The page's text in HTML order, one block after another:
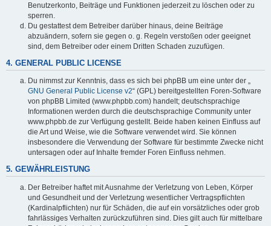
Benutzerkonto, Beiträge und Funktionen jederzeit zu löschen oder zu
sperren.
Du gestattest dem Betreiber darüber hinaus, deine Beiträge
abzuändern, sofern sie gegen o. g. Regeln verstoßen oder geeignet
sind, dem Betreiber oder einem Dritten Schaden zuzufügen.
4. GENERAL PUBLIC LICENSE
Du nimmst zur Kenntnis, dass es sich bei phpBB um eine unter der „
GNU General Public License v2“ (GPL) bereitgestellten Foren-Software
von phpBB Limited (www.phpbb.com) handelt; deutschsprachige
Informationen werden durch die deutschsprachige Community unter
www.phpbb.de zur Verfügung gestellt. Beide haben keinen Einfluss auf
die Art und Weise, wie die Software verwendet wird. Sie können
insbesondere die Verwendung der Software für bestimmte Zwecke nicht
untersagen oder auf Inhalte fremder Foren Einfluss nehmen.
5. GEWÄHRLEISTUNG
Der Betreiber haftet mit Ausnahme der Verletzung von Leben, Körper
und Gesundheit und der Verletzung wesentlicher Vertragspflichten
(Kardinalpflichten) nur für Schäden, die auf ein vorsätzliches oder grob
fahrlässiges Verhalten zurückzuführen sind. Dies gilt auch für mittelbare